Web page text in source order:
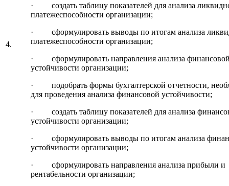
4.
· создать таблицу показателей для анализа
платежеспособности организации;
· сформулировать выводы по итогам анализа
платежеспособности организации;
· сформулировать направления анализа
устойчивости организации;
· подобрать формы бухгалтерской отчетности,
для проведения анализа финансовой устойчивости;
· создать таблицу показателей для анализа
устойчивости организации;
· сформулировать выводы по итогам анализа
устойчивости организации;
· сформулировать направления анализа прибыли и
рентабельности организации;